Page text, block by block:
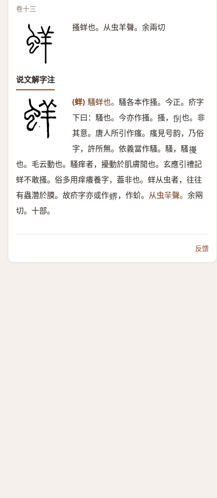
卷十三
搔蛘也。从虫羊聲。余兩切
说文解字注
(蛘) 騷蛘也。 騷各本作搔。今正。疥字
下曰：騷也。今亦作搔。搔， 𠜜 也。非
其意。唐人所引作瘙。瘙見号韵，乃俗
字，許所無。依義當作騷。騷，騷𢹎
也。毛云動也。騷痒者，擾動於肌膚閒也。玄應引禮記
蛘不敢搔。俗多用痒癢養字，葢非也。蛘从虫者，往往
有蟲濳於膜。故疥字亦或作𧎁 ，作蚧。 从虫⺸聲。 余㒳
切。十部。
反馈